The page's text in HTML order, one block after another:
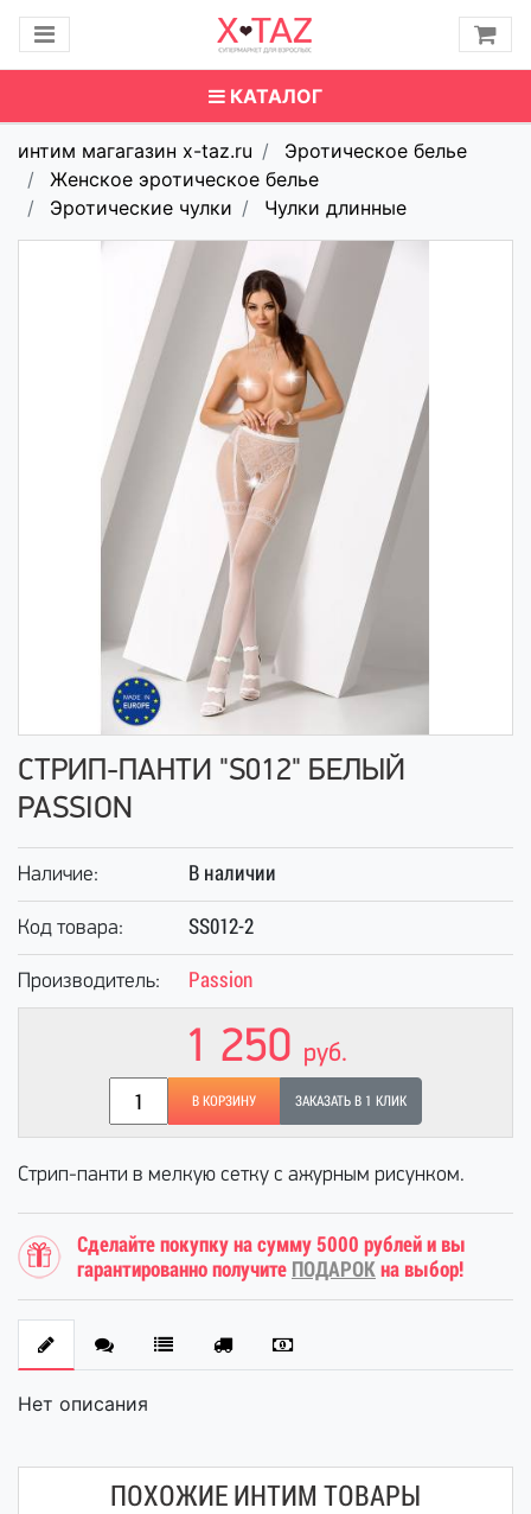
КАТАЛОГ
интим магагазин x-taz.ru
Эротическое белье
Женское эротическое белье
Эротические чулки
Чулки длинные
СТРИП-ПАНТИ "S012" БЕЛЫЙ
PASSION
Наличие: В наличии
Код товара: SS012-2
Производитель: Passion
1 250 руб.
В КОРЗИНУ ЗАКАЗАТЬ В 1 КЛИК
Стрип-панти в мелкую сетку с ажурным рисунком.
Сделайте покупку на сумму 5000 рублей и вы
гарантированно получите ПОДАРОК на выбор!
Нет описания
ПОХОЖИЕ ИНТИМ ТОВАРЫ